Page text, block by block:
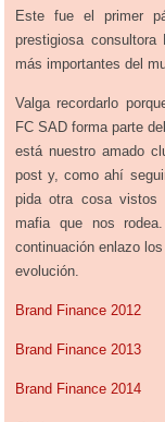
Este fue el primer
prestigiosa
más importantes del
Valga recordarlo
FC SAD forma parte
está nuestro amado
post y, como ahí
pida otra cosa vistos
mafia que nos
continuación enlazo
evolución.
Brand Finance 2012
Brand Finance 2013
Brand Finance 2014